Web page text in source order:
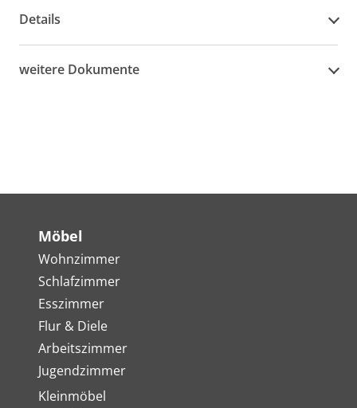
Details
weitere Dokumente
Möbel
Wohnzimmer
Schlafzimmer
Esszimmer
Flur & Diele
Arbeitszimmer
Jugendzimmer
Kleinmöbel